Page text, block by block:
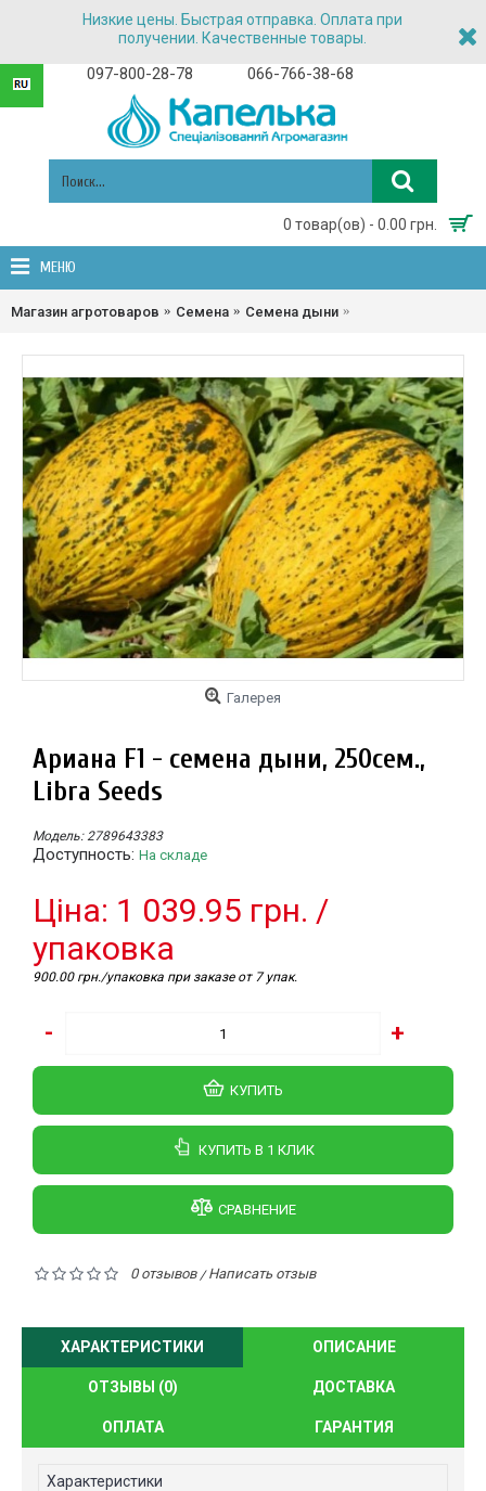
Низкие цены. Быстрая отправка. Оплата при
получении. Качественные товары.
097-800-28-78 066-766-38-68
0 товар(ов) - 0.00 грн.
МЕНЮ
Магазин агротоваров Семена Семена дыни
Галерея
Ариана F1 - семена дыни, 250сем.,
Libra Seeds
Модель:2789643383
Доступность: На складе
Цiна: 1 039.95 грн. /
упаковка
900.00 грн./упаковка при заказе от 7 упак.
- +
КУПИТЬ
КУПИТЬ В 1 КЛИК
СРАВНЕНИЕ
0 отзывов/Написать отзыв
ХАРАКТЕРИСТИКИ ОПИСАНИЕ
ОТЗЫВЫ (0) ДОСТАВКА
ОПЛАТА ГАРАНТИЯ
Характеристики